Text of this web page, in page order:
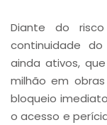
Diante do
continuidade
ainda ativos,
milhão em
bloqueio
o acesso e